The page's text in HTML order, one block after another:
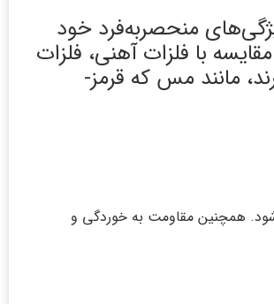
منحصربه‌فرد خود
با فلزات آهنی، فلزات
مانند مس که قرمز-
همچنین مقاومت به خوردگی و